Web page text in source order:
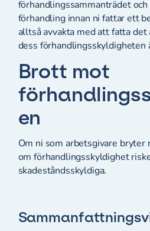
förhandlingssammanträdet
förhandling innan ni fattar ett
alltså avvakta med att fatta
dess förhandlingsskyldigheten
Brott mot
en
Om ni som arbetsgivare
om förhandlingsskyldighet
skadeståndsskyldiga.